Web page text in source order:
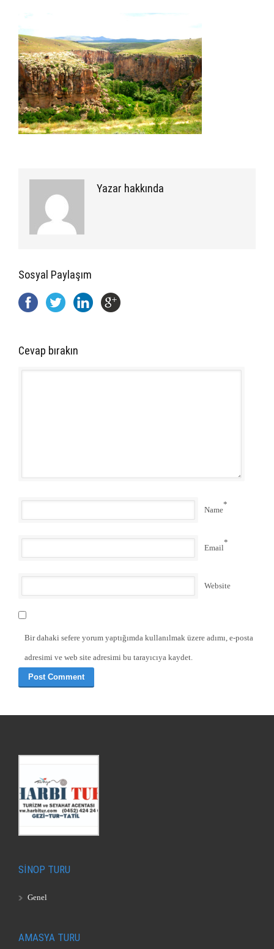
Yazar hakkında
Sosyal Paylaşım
Cevap bırakın
Name
*
Email
*
Website
Bir dahaki sefere yorum yaptığımda kullanılmak üzere adımı, e-posta
adresimi ve web site adresimi bu tarayıcıya kaydet.
SİNOP TURU
Genel
AMASYA TURU